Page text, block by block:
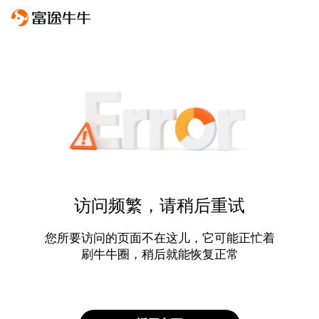
访问频繁，请稍后重试
您所要访问的页面不在这儿，它可能正忙着
刷牛牛圈，稍后就能恢复正常